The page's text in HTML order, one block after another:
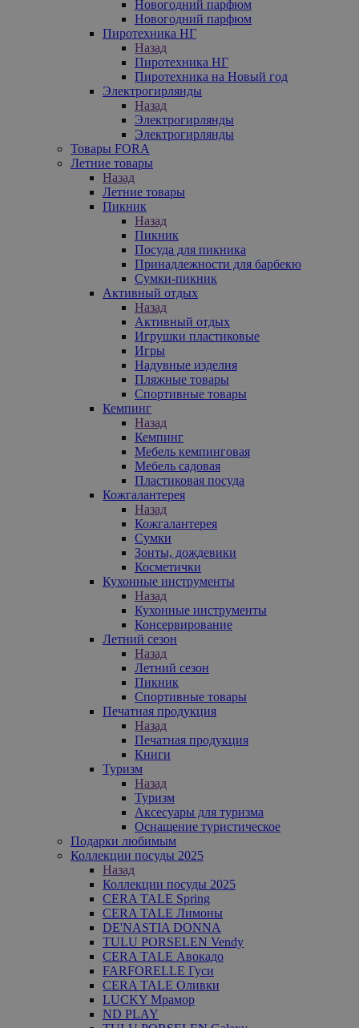
Новогодний парфюм
Новогодний парфюм
Пиротехника НГ
Назад
Пиротехника НГ
Пиротехника на Новый год
Электрогирлянды
Назад
Электрогирлянды
Электрогирлянды
Товары FORA
Летние товары
Назад
Летние товары
Пикник
Назад
Пикник
Посуда для пикника
Принадлежности для барбекю
Сумки-пикник
Активный отдых
Назад
Активный отдых
Игрушки пластиковые
Игры
Надувные изделия
Пляжные товары
Спортивные товары
Кемпинг
Назад
Кемпинг
Мебель кемпинговая
Мебель садовая
Пластиковая посуда
Кожгалантерея
Назад
Кожгалантерея
Сумки
Зонты, дождевики
Косметички
Кухонные инструменты
Назад
Кухонные инструменты
Консервирование
Летний сезон
Назад
Летний сезон
Пикник
Спортивные товары
Печатная продукция
Назад
Печатная продукция
Книги
Туризм
Назад
Туризм
Аксесуары для туризма
Оснащение туристическое
Подарки любимым
Коллекции посуды 2025
Назад
Коллекции посуды 2025
CERA TALE Spring
CERA TALE Лимоны
DE'NASTIA DONNA
TULU PORSELEN Vendy
CERA TALE Авокадо
FARFORELLE Гуси
CERA TALE Оливки
LUCKY Мрамор
ND PLAY